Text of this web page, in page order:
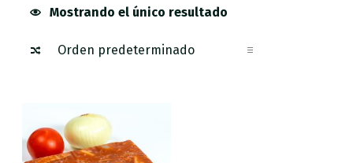
Mostrando el único resultado